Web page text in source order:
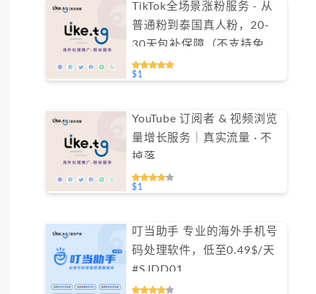
TikTok全场景涨粉服务 - 从
普通粉到泰国真人粉，20-
30天包补保障（不支持免费
测试）
$1
YouTube 订阅者 & 视频浏览
量增长服务｜真实流量 · 不
掉落
$1
叮当助手 专业的海外手机号
码处理软件，低至0.49$/天
#SJDD01